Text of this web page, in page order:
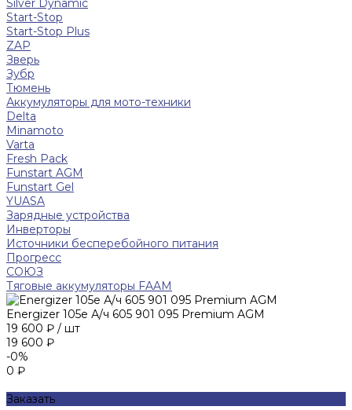
Start-Stop
Start-Stop Plus
ZAP
Зверь
Зубр
Тюмень
Аккумуляторы для мото-техники
Delta
Minamoto
Varta
Fresh Pack
Funstart AGM
Funstart Gel
YUASA
Зарядные устройства
Инверторы
Источники бесперебойного питания
Прогресс
СОЮЗ
Тяговые аккумуляторы FAAM
Energizer 105е А/ч 605 901 095 Premium AGM
19 600 ₽ / шт
19 600 ₽
-0%
0 ₽
Заказать